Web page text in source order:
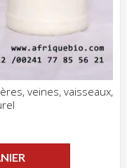
veines, vaisseaux,